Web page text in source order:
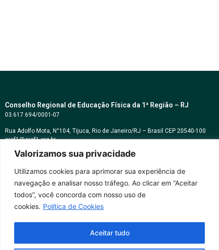
Valorizamos sua privacidade
Utilizamos cookies para aprimorar sua experiência de
navegação e analisar nosso tráfego. Ao clicar em “Aceitar
todos”, você concorda com nosso uso de
cookies. Política de Cookies
Aceitar tudo
Conselho Regional de Educação Física da 1ª Região – RJ
03.617.694/0001-07
Rua Adolfo Mota, N°104, Tijuca, Rio de Janeiro/RJ – Brasil CEP 20540-100
cref1@cref1.org.br
Assessoria de comunicação:
Horários de atendimento:
Whatsapp: (21) 2569-2398